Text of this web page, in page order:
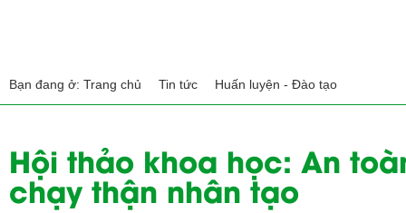
Bạn đang ở: Trang chủ Tin tức Huấn luyện - Đào tạo
Hội thảo khoa học: An
chạy thận nhân tạo